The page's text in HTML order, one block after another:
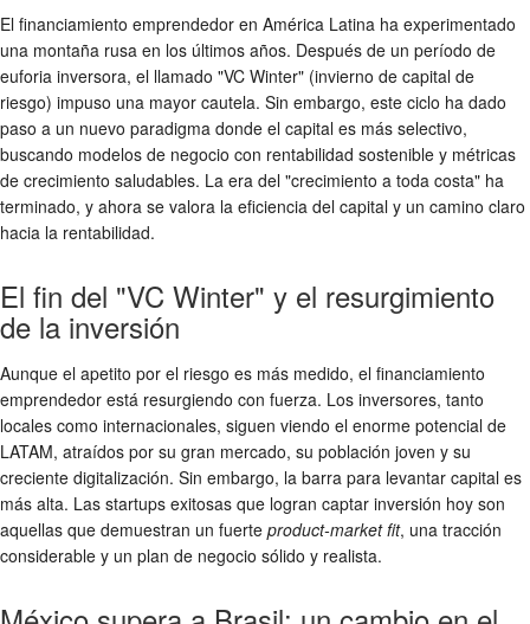
El financiamiento emprendedor en América Latina ha experimentado
una montaña rusa en los últimos años. Después de un período de
euforia inversora, el llamado "VC Winter" (invierno de capital de
riesgo) impuso una mayor cautela. Sin embargo, este ciclo ha dado
paso a un nuevo paradigma donde el capital es más selectivo,
buscando modelos de negocio con rentabilidad sostenible y métricas
de crecimiento saludables. La era del "crecimiento a toda costa" ha
terminado, y ahora se valora la eficiencia del capital y un camino claro
hacia la rentabilidad.
El fin del "VC Winter" y el resurgimiento
de la inversión
Aunque el apetito por el riesgo es más medido, el financiamiento
emprendedor está resurgiendo con fuerza. Los inversores, tanto
locales como internacionales, siguen viendo el enorme potencial de
LATAM, atraídos por su gran mercado, su población joven y su
creciente digitalización. Sin embargo, la barra para levantar capital es
más alta. Las startups exitosas que logran captar inversión hoy son
aquellas que demuestran un fuerte product-market fit, una tracción
considerable y un plan de negocio sólido y realista.